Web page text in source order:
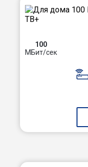
100
МБит/сек